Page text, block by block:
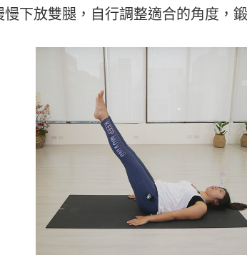
慢下放雙腿，自行調整適合的角度，